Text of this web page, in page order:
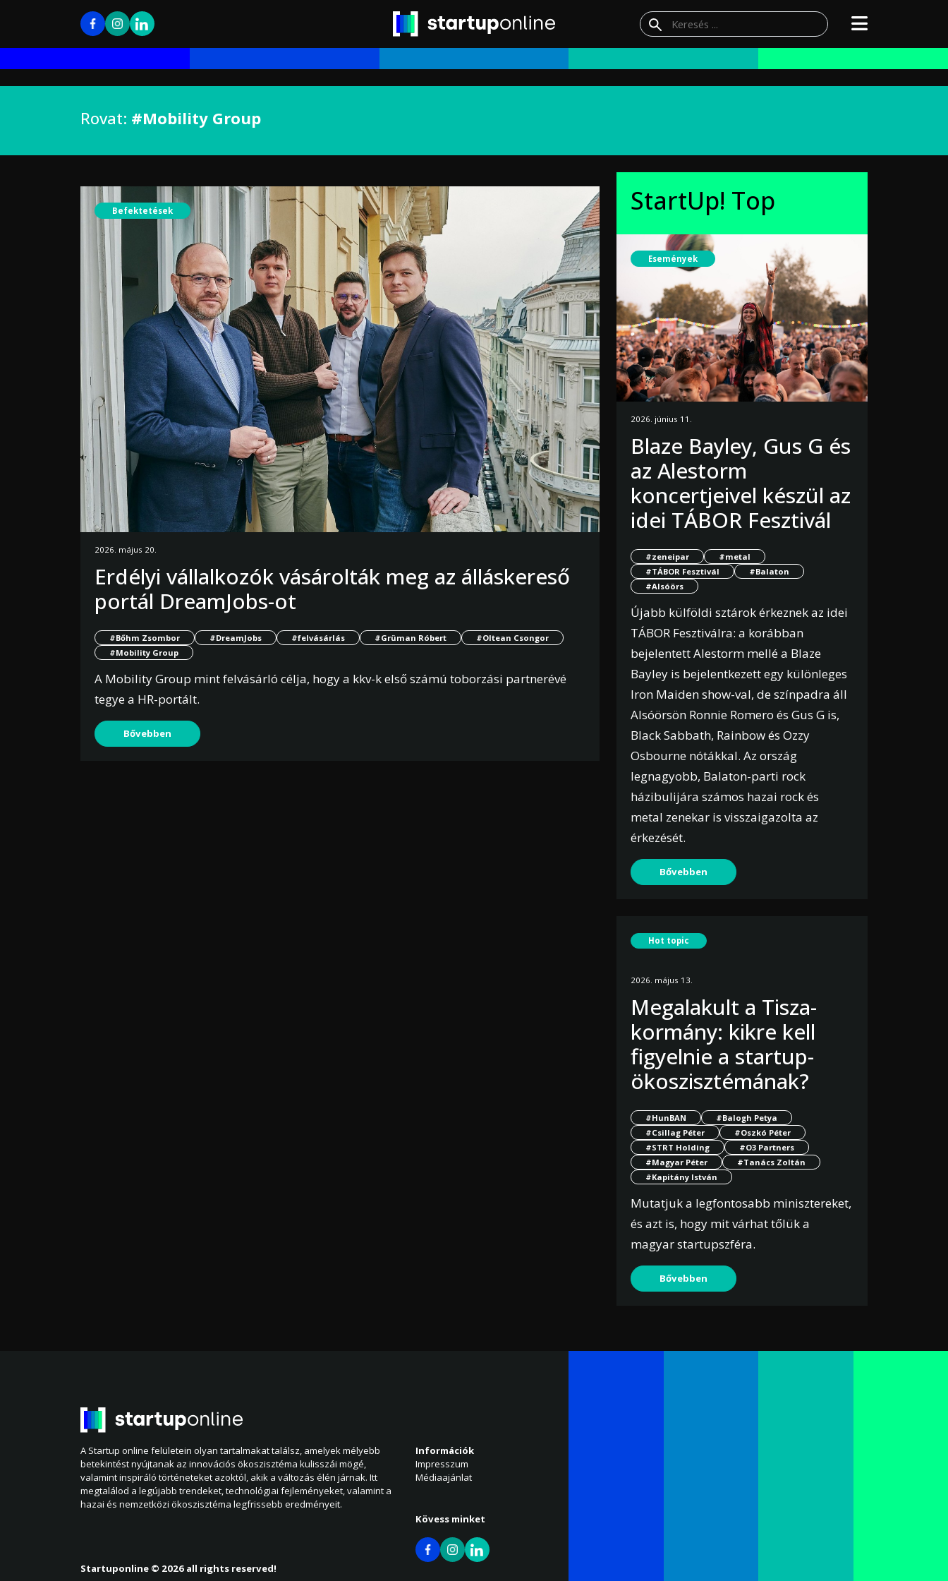
Rovat: #Mobility Group
Befektetések
2026. május 20.
Erdélyi vállalkozók vásárolták meg az álláskereső
portál DreamJobs-ot
#Bőhm Zsombor #DreamJobs #felvásárlás #Grüman Róbert
#Oltean Csongor
#Mobility Group
A Mobility Group mint felvásárló célja, hogy a kkv-k első számú toborzási partnerévé
tegye a HR-portált.
Bővebben
StartUp! Top
Események
2026. június 11.
Blaze Bayley, Gus G és
az Alestorm
koncertjeivel készül az
idei TÁBOR Fesztivál
#zeneipar
#metal
#TÁBOR Fesztivál
#Balaton
#Alsóörs
Újabb külföldi sztárok érkeznek az idei
TÁBOR Fesztiválra: a korábban
bejelentett Alestorm mellé a Blaze
Bayley is bejelentkezett egy különleges
Iron Maiden show-val, de színpadra áll
Alsóörsön Ronnie Romero és Gus G is,
Black Sabbath, Rainbow és Ozzy
Osbourne nótákkal. Az ország
legnagyobb, Balaton-parti rock
házibulijára számos hazai rock és
metal zenekar is visszaigazolta az
érkezését.
Bővebben
Hot topic
2026. május 13.
Megalakult a Tisza-
kormány: kikre kell
figyelnie a startup-
ökoszisztémának?
#HunBAN
#Balogh Petya
#Csillag Péter
#Oszkó Péter
#STRT Holding
#O3 Partners
#Magyar Péter
#Tanács Zoltán
#Kapitány István
Mutatjuk a legfontosabb minisztereket,
és azt is, hogy mit várhat tőlük a
magyar startupszféra.
Bővebben
A Startup online felületein olyan tartalmakat találsz, amelyek mélyebb
betekintést nyújtanak az innovációs ökoszisztéma kulisszái mögé,
valamint inspiráló történeteket azoktól, akik a változás élén járnak. Itt
megtalálod a legújabb trendeket, technológiai fejleményeket, valamint a
hazai és nemzetközi ökoszisztéma legfrissebb eredményeit.
Információk
Impresszum
Médiaajánlat
Kövess minket
Startuponline © 2026 all rights reserved!